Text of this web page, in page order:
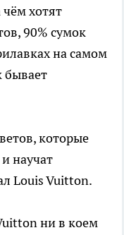
хотят
90% сумок
на самом
бывает
которые
научат
Louis Vuitton.
ни в коем